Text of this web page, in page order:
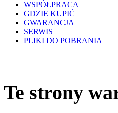
WSPÓŁPRACA
GDZIE KUPIĆ
GWARANCJA
SERWIS
PLIKI DO POBRANIA
Te strony